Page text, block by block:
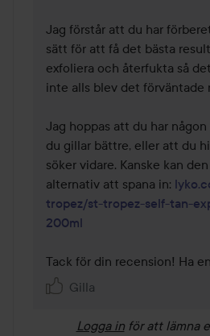
Jag förstår att du har
sätt för att få det bästa
exfoliera och återfukta så
inte alls blev det förväntade
Jag hoppas att du har
du gillar bättre, eller att du
söker vidare. Kanske kan
alternativ att spana in:
tropez/st-tropez-self-tan-
200ml
Tack för din recension! Ha
Gilla
Logga in för att lämna